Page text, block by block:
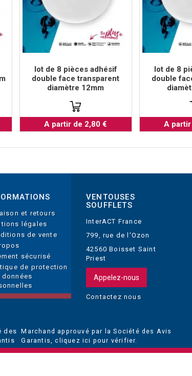
lot de 8 pièces adhésif
double face transparent
diamètre 12mm
A partir de 2,80 €
lot de 8
double
A
et retours
légales
de vente
sécurisé
de protection
données
VENTOUSES
SOUFFLETS
InterACT France
799, rue de l'Ozon
42560 Boisset Saint
Priest
Appelez-nous
Contactez nous
Marchand approuvé par la Société des Avis
Garantis,cliquez ici pour vérifier.